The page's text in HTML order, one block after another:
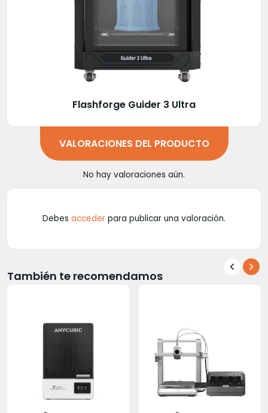
Flashforge Guider 3 Ultra
VALORACIONES DEL PRODUCTO
No hay valoraciones aún.
Debes acceder para publicar una valoración.
También te recomendamos